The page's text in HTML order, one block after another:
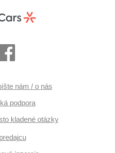
nám / o nás
podpora
kladené otázky